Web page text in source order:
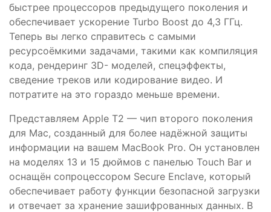
быстрее процессоров предыдущего поколения и
обеспечивает ускорение Turbo Boost до 4,3 ГГц.
Теперь вы легко справитесь с самыми
ресурсоёмкими задачами, такими как компиляция
кода, рендеринг 3D- моделей, спецэффекты,
сведение треков или кодирование видео. И
потратите на это гораздо меньше времени.
Представляем Apple T2 — чип второго поколения
для Mac, созданный для более надёжной защиты
информации на вашем MacBook Pro. Он установлен
на моделях 13 и 15 дюймов с панелью Touch Bar и
оснащён сопроцессором Secure Enclave, который
обеспечивает работу функции безопасной загрузки
и отвечает за хранение зашифрованных данных. В